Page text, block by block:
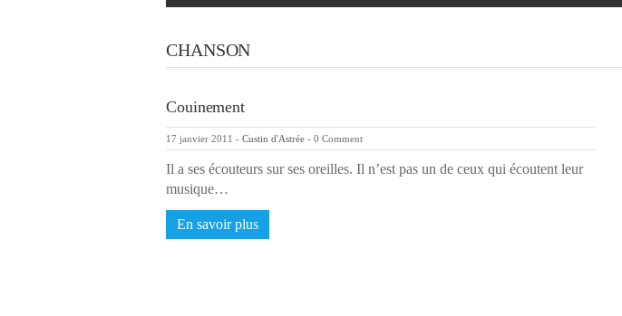
CHANSON
Couinement
17 janvier 2011 - Custin d'Astrée - 0 Comment
Il a ses écouteurs sur ses oreilles. Il n’est pas un de ceux qui écoutent leur
musique…
En savoir plus